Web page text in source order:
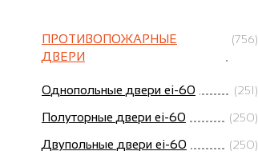
ПРОТИВОПОЖАРНЫЕ
ДВЕРИ
(756)
Однопольные двери ei-60 (251)
Полуторные двери ei-60 (250)
Двупольные двери ei-60 (250)